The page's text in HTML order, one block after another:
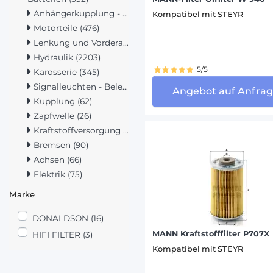
Anhängerkupplung - Hubwerk (1423)
Motorteile (476)
Lenkung und Vorderachse (272)
Hydraulik (2203)
Karosserie (345)
Signalleuchten - Beleuchtung (419)
Kupplung (62)
Zapfwelle (26)
Kraftstoffversorgung (286)
Bremsen (90)
Achsen (66)
Elektrik (75)
Marke
DONALDSON (16)
HIFI FILTER (3)
DAVID
DIECI
Kompatibel mit STEYR
5/5
Angebot auf
MANN Kraftstofffilter P707X
Kompatibel mit STEYR